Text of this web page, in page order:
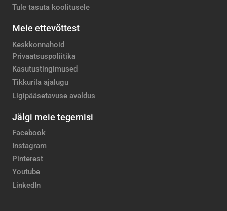
Tule tasuta koolitusele
Meie ettevõttest
Keskkonnahoid
Privaatsuspoliitika
Kasutustingimused
Tikkurila ajalugu
Ligipääsetavuse avaldus
Jälgi meie tegemisi
Facebook
Instagram
Pinterest
Youtube
LinkedIn